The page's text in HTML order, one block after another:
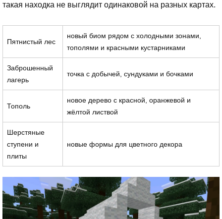
такая находка не выглядит одинаковой на разных картах.
Пятнистый лес
новый биом рядом с холодными зонами,
тополями и красными кустарниками
Заброшенный
лагерь
точка с добычей, сундуками и бочками
Тополь
новое дерево с красной, оранжевой и
жёлтой листвой
Шерстяные
ступени и
плиты
новые формы для цветного декора